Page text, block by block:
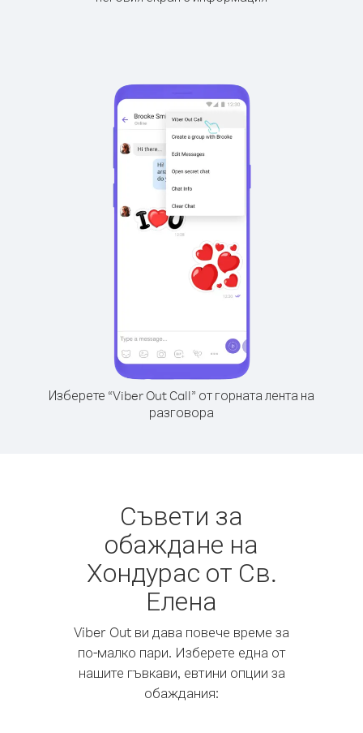
Изберете “Viber Out Call” от горната лента на
разговора
Съвети за
обаждане на
Хондурас от Св.
Елена
Viber Out ви дава повече време за
по-малко пари. Изберете една от
нашите гъвкави, евтини опции за
обаждания: